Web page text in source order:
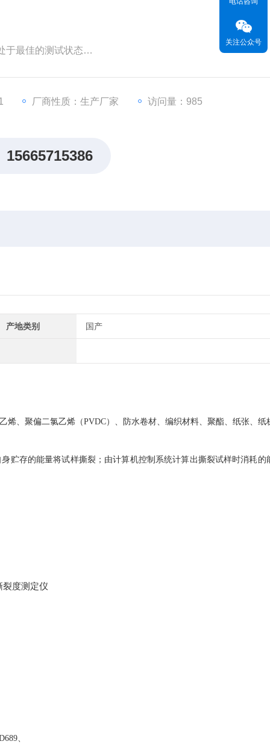
于最佳的测试状态
求
厂商性质：生产厂家 访问量：985
15665715386
产地类别 国产
烯、聚偏二氯乙烯（PVDC）、防水卷材、编织材料、聚酯、纸张、纸
贮存的能量将试样撕裂；由计算机控制系统计算出撕裂试样时消耗的
、
关注公众号